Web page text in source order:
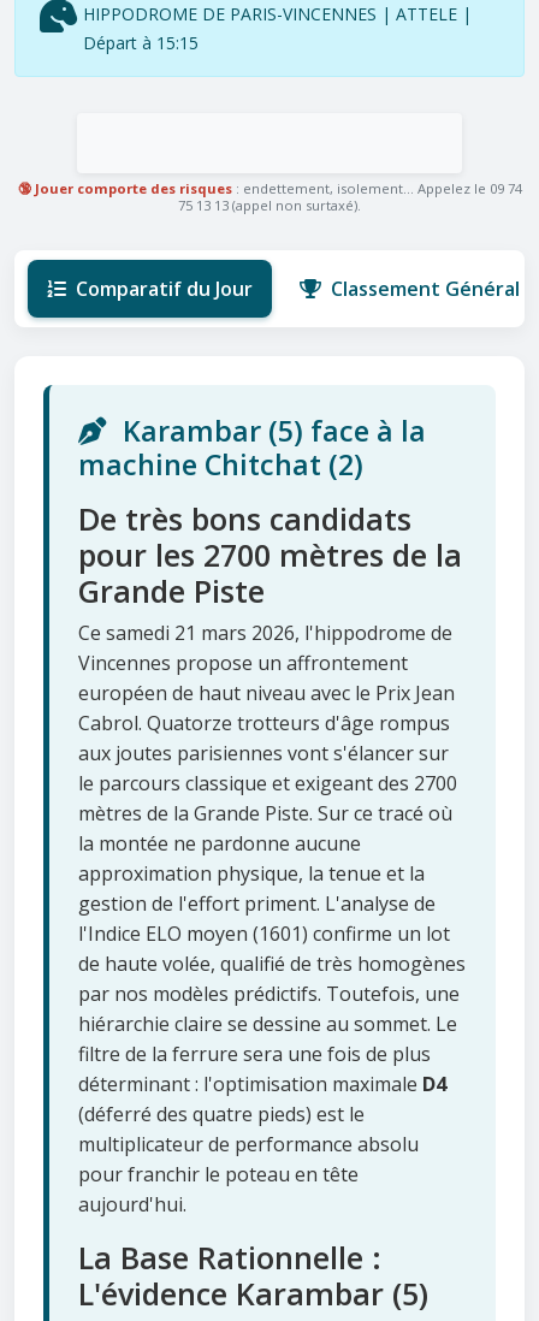
HIPPODROME DE PARIS-VINCENNES | ATTELE |
Départ à 15:15
🔞 Jouer comporte des risques: endettement, isolement... Appelez le 09 74
75 13 13 (appel non surtaxé).
Comparatif du Jour Classement Général
Karambar (5) face à la
machine Chitchat (2)
De très bons candidats
pour les 2700 mètres de la
Grande Piste
Ce samedi 21 mars 2026, l'hippodrome de
Vincennes propose un affrontement
européen de haut niveau avec le Prix Jean
Cabrol. Quatorze trotteurs d'âge rompus
aux joutes parisiennes vont s'élancer sur
le parcours classique et exigeant des 2700
mètres de la Grande Piste. Sur ce tracé où
la montée ne pardonne aucune
approximation physique, la tenue et la
gestion de l'effort priment. L'analyse de
l'Indice ELO moyen (1601) confirme un lot
de haute volée, qualifié de très homogènes
par nos modèles prédictifs. Toutefois, une
hiérarchie claire se dessine au sommet. Le
filtre de la ferrure sera une fois de plus
déterminant : l'optimisation maximale D4
(déferré des quatre pieds) est le
multiplicateur de performance absolu
pour franchir le poteau en tête
aujourd'hui.
La Base Rationnelle :
L'évidence Karambar (5)